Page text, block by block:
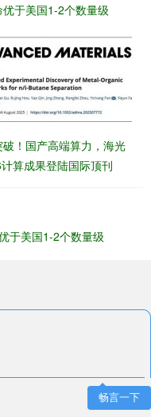
优于美国1-2个数量级
破！国产高端算力，海光
算成果登陆国际顶刊
于美国1-2个数量级
畅言一下